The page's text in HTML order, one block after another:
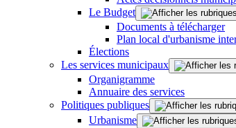
Le Budget
Documents à télécharger
Plan local d'urbanisme
Élections
Les services municipaux
Organigramme
Annuaire des services
Politiques publiques
Urbanisme